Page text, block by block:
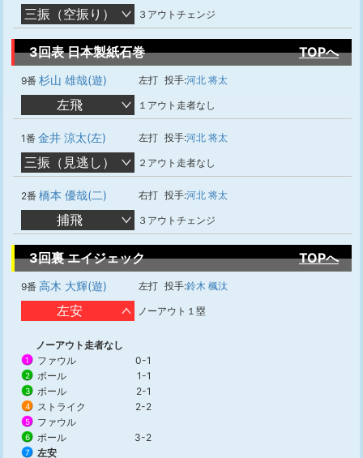
三振（空振り） ３アウトチェンジ
3回表 日本製紙石巻 TOPへ
9番 杉山 雄哉(遊) 左打 投手:河北 将太
左飛 １アウト走者なし
1番 金井 涼太(左) 左打 投手:河北 将太
三振（見逃し） ２アウト走者なし
2番 橋本 優哉(二) 右打 投手:河北 将太
捕飛 ３アウトチェンジ
3回裏 エイジェック TOPへ
9番 高木 大輝(遊) 左打 投手:鈴木 楓汰
左安 ノーアウト１塁
ノーアウト走者なし
1 ファウル 0-1
2 ボール 1-1
3 ボール 2-1
4 ストライク 2-2
5 ファウル
6 ボール 3-2
7
左安